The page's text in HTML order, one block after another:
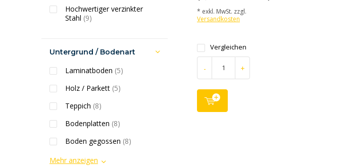
* exkl. MwSt. zzgl.
Versandkosten
Vergleichen
- +
Hochwertiger verzinkter
Stahl (9)
Untergrund / Bodenart
Laminatboden (5)
Holz / Parkett (5)
Teppich (8)
Bodenplatten (8)
Boden gegossen (8)
Mehr anzeigen